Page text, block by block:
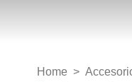
Home